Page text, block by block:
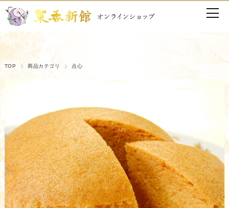
TOP 商品カテゴリ 点心